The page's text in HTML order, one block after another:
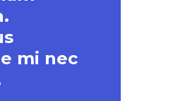
mi nec